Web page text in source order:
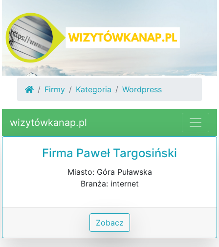
Firmy Kategoria Wordpress
wizytówkanap.pl
Firma Paweł Targosiński
Miasto: Góra Puławska
Branża: internet
Zobacz